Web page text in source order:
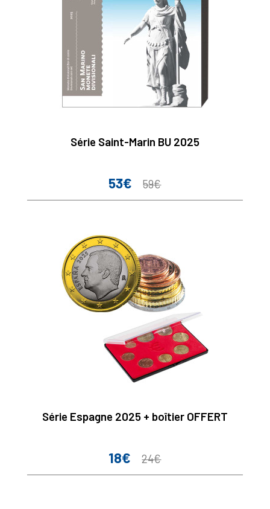
Série Saint-Marin BU 2025
Prix
53€
Prix
59€
Série Espagne 2025 + boîtier OFFERT
Prix
18€
Prix
24€